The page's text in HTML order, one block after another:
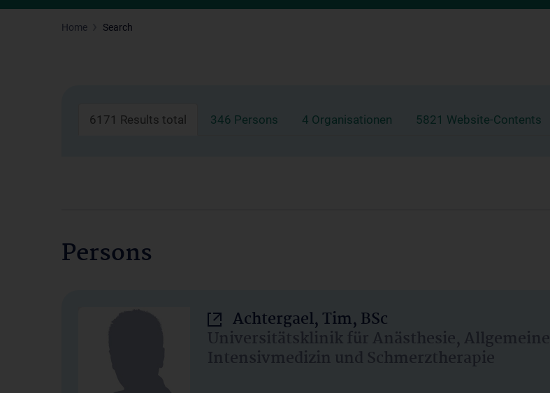
Home Search
6171 Results total 346 Persons 4 Organisationen 5821 Website-Contents
Persons
Achtergael, Tim, BSc
Universitätsklinik für Anästhesie, Allgemeine
Intensivmedizin und Schmerztherapie